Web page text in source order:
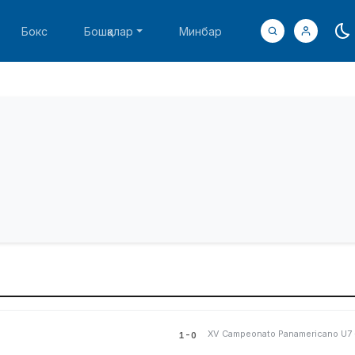
Бокс Бошқалар Минбар
1-0